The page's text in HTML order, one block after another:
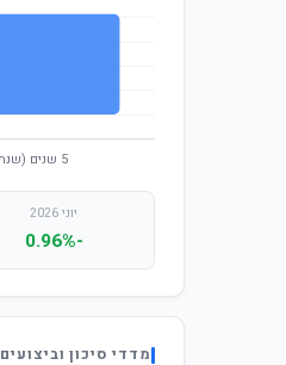
יוני 2026
-0.96%
מדדי סיכון וביצועים